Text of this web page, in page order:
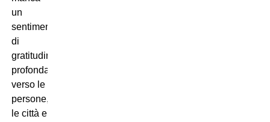
un
sentimento
di
gratitudine
profonda
verso le
persone,
le città e